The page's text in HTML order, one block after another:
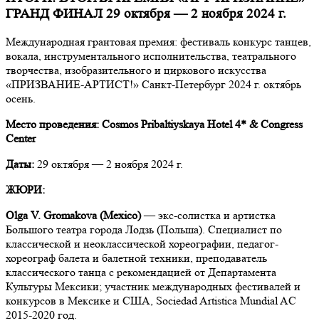
ГРАНД ФИНАЛ 29 октября — 2 ноября 2024 г.
Международная грантовая премия: фестиваль конкурс танцев,
вокала, инструментального исполнительства, театрального
творчества, изобразительного и циркового искусства
«ПРИЗВАНИЕ-АРТИСТ!» Санкт-Петербург 2024 г. октябрь
осень.
Место проведения: Cosmos Pribaltiyskaya Hotel 4* & Congress
Center
Даты: 29 октября — 2 ноября 2024 г.
ЖЮРИ:
Olga V. Gromakova (Mexico)— экс-солистка и артистка
Большого театра города Лодзь (Польша). Специалист по
классической и неоклассической хореографии, педагог-
хореограф балета и балетной техники, преподаватель
классического танца c рекомендацией от Департамента
Культуры Мексики; участник международных фестивалей и
конкурсов в Мексике и США, Sociedad Artistica Mundial AC
2015-2020 год.